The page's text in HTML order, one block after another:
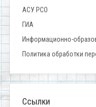
АСУ РСО
ГИА
Информационно-
Политика обработки
Ссылки